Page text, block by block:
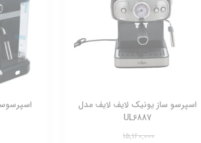
اسپرسو ساز یونیک لایف لایف مدل
UL6887
15,160,000